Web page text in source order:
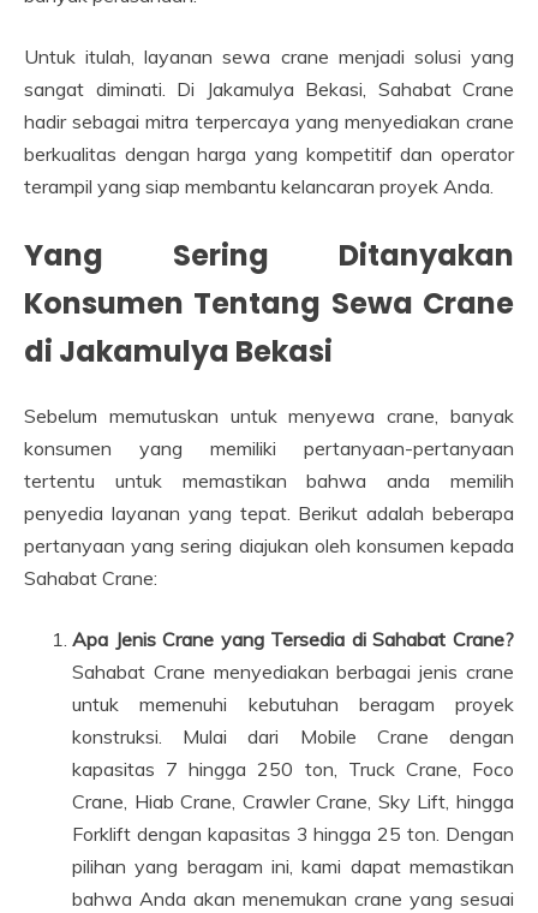
Untuk itulah, layanan sewa crane menjadi solusi yang
sangat diminati. Di Jakamulya Bekasi, Sahabat Crane
hadir sebagai mitra terpercaya yang menyediakan crane
berkualitas dengan harga yang kompetitif dan operator
terampil yang siap membantu kelancaran proyek Anda.
Yang Sering Ditanyakan
Konsumen Tentang Sewa Crane
di Jakamulya Bekasi
Sebelum memutuskan untuk menyewa crane, banyak
konsumen yang memiliki pertanyaan-pertanyaan
tertentu untuk memastikan bahwa anda memilih
penyedia layanan yang tepat. Berikut adalah beberapa
pertanyaan yang sering diajukan oleh konsumen kepada
Sahabat Crane:
Apa Jenis Crane yang Tersedia di Sahabat Crane?
Sahabat Crane menyediakan berbagai jenis crane
untuk memenuhi kebutuhan beragam proyek
konstruksi. Mulai dari Mobile Crane dengan
kapasitas 7 hingga 250 ton, Truck Crane, Foco
Crane, Hiab Crane, Crawler Crane, Sky Lift, hingga
Forklift dengan kapasitas 3 hingga 25 ton. Dengan
pilihan yang beragam ini, kami dapat memastikan
bahwa Anda akan menemukan crane yang sesuai